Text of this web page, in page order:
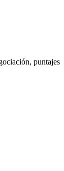
puntajes